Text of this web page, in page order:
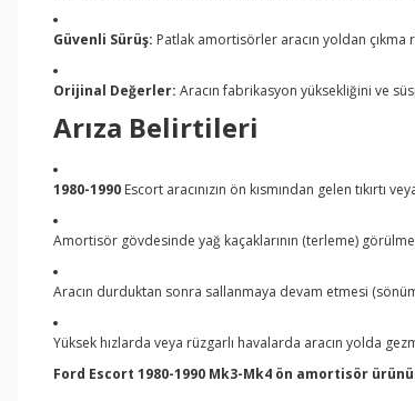
Güvenli Sürüş: Patlak amortisörler aracın yoldan çıkma
Orijinal Değerler: Aracın fabrikasyon yüksekliğini ve
Arıza Belirtileri
1980-1990 Escort aracınızın ön kısmından gelen tıkırtı
Amortisör gövdesinde yağ kaçaklarının (terleme)
Aracın durduktan sonra sallanmaya devam etmesi
Yüksek hızlarda veya rüzgarlı havalarda aracın yolda
Ford Escort 1980-1990 Mk3-Mk4 ön amortisör